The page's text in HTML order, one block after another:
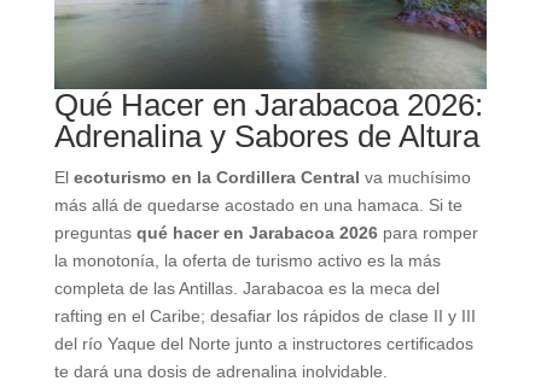
Qué Hacer en Jarabacoa 2026:
Adrenalina y Sabores de Altura
El ecoturismo en la Cordillera Central va muchísimo
más allá de quedarse acostado en una hamaca. Si te
preguntas qué hacer en Jarabacoa 2026para romper
la monotonía, la oferta de turismo activo es la más
completa de las Antillas. Jarabacoa es la meca del
rafting en el Caribe; desafiar los rápidos de clase II y III
del río Yaque del Norte junto a instructores certificados
te dará una dosis de adrenalina inolvidable.